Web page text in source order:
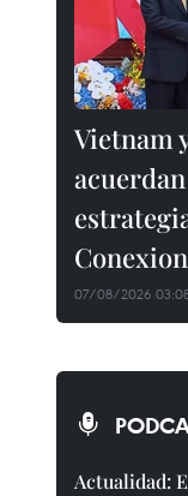
Vietnam
07/08/2026
Actualidad: